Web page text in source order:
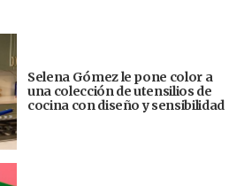
Selena Gómez le pone color a
una colección de utensilios de
cocina con diseño y sensibilidad